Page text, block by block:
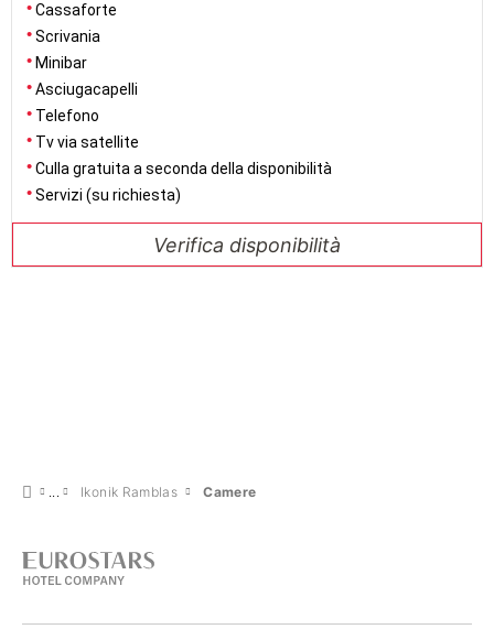
Cassaforte
Scrivania
Minibar
Asciugacapelli
Telefono
Tv via satellite
Culla gratuita a seconda della disponibilità
Servizi (su richiesta)
Verifica disponibilità
Ikonik Ramblas Camere